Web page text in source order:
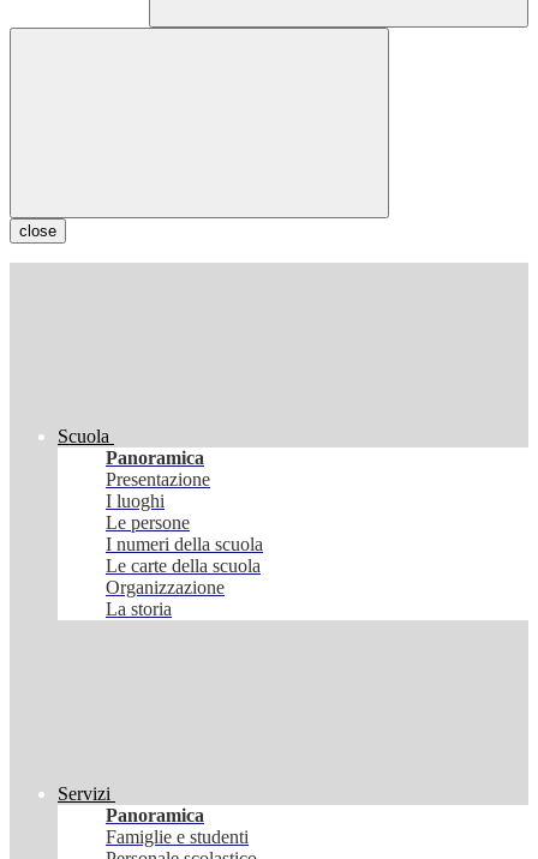
close
Scuola
Panoramica
Presentazione
I luoghi
Le persone
I numeri della scuola
Le carte della scuola
Organizzazione
La storia
Servizi
Panoramica
Famiglie e studenti